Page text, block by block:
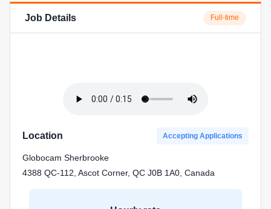
Job Details Full-time
Location Accepting Applications
Globocam Sherbrooke
4388 QC-112, Ascot Corner, QC J0B 1A0, Canada